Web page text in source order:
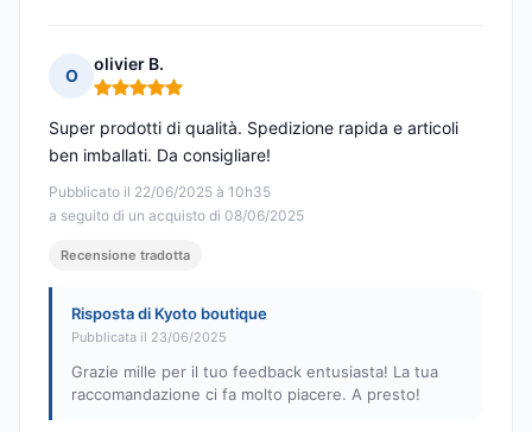
O
olivier B.
Nota: 5 su 5
Pubblicato il 22/06/2025 à 10h35
a seguito di un acquisto di 08/06/2025
Super prodotti di qualità. Spedizione rapida e articoli
ben imballati. Da consigliare!
Recensione tradotta
Risposta di Kyoto boutique
Pubblicata il 23/06/2025
Grazie mille per il tuo feedback entusiasta! La tua
raccomandazione ci fa molto piacere. A presto!